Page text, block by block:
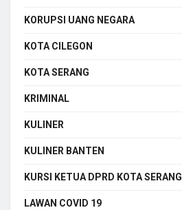
KORUPSI UANG NEGARA
KOTA CILEGON
KOTA SERANG
KRIMINAL
KULINER
KULINER BANTEN
KURSI KETUA DPRD KOTA SERANG
LAWAN COVID 19